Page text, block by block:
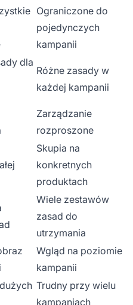
Ograniczone do
pojedynczych
kampanii
dla
Różne zasady w
każdej kampanii
Zarządzanie
rozproszone
Skupia na
konkretnych
produktach
Wiele zestawów
zasad do
utrzymania
Wgląd na poziomie
kampanii
Trudny przy wielu
kampaniach